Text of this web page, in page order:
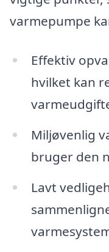
varmepumpe
Effektiv
hvilket kan
Miljøvenlig
bruger den
Lavt